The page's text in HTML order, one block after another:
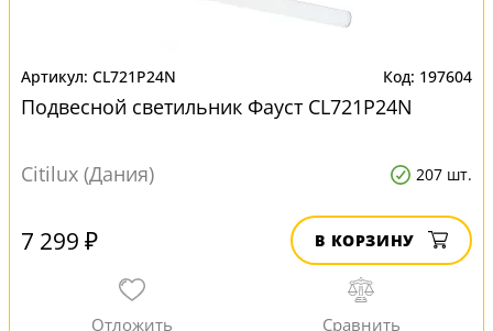
CL721P24N 197604
Подвесной светильник Фауст CL721P24N
Citilux (Дания) 207 шт.
7 299 ₽ В КОРЗИНУ